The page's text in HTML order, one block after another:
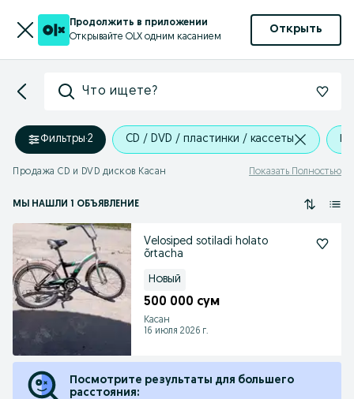
Продолжить в приложении
Открывайте OLX одним касанием
Открыть
Что ищете?
Фильтры·2 CD / DVD / пластинки / кассеты
Продажа CD и DVD дисков Касан Показать Полностью
МЫ НАШЛИ 1 ОБЪЯВЛЕНИЕ
Velosiped sotiladi holato
õrtacha
Новый
500 000 сум
Касан
16 июля 2026 г.
Посмотрите результаты для большего
расстояния: